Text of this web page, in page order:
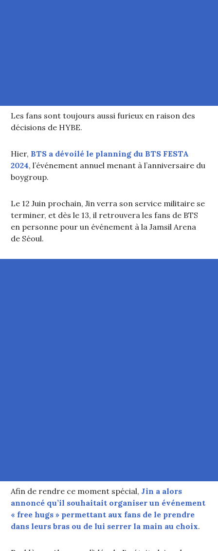
Les fans sont toujours aussi furieux en raison des
décisions de HYBE.
Hier, BTS a dévoilé le planning du BTS FESTA
2024, l’événement annuel menant à l’anniversaire du
boygroup.
Le 12 Juin prochain, Jin verra son service militaire se
terminer, et dès le 13, il retrouvera les fans de BTS
en personne pour un événement à la Jamsil Arena
de Séoul.
Afin de rendre ce moment spécial, Jin a alors
annoncé qu’il souhaitait organiser un événement
« free hugs » permettant aux fans de le prendre
dans leurs bras ou de lui serrer la main au choix.